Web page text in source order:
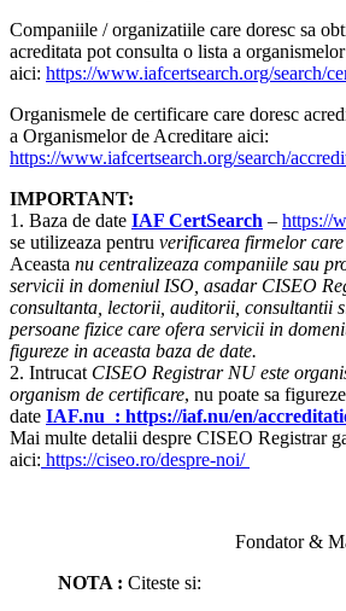
Companiile / organizatiile care doresc sa
acreditata pot consulta o lista a
aici: https://www.iafcertsearch.org/search/
Organismele de certificare care doresc
a Organismelor de Acreditare aici:
https://www.iafcertsearch.org/search/
IMPORTANT:
1. Baza de date IAF CertSearch – https://
se utilizeaza pentru verificarea firmelor
Aceasta nu centralizeaza companiile sau
servicii in domeniul ISO, asadar CISEO
consultanta, lectorii, auditorii, consultantii
persoane fizice care ofera servicii in
figureze in aceasta baza de date.
2. Intrucat CISEO Registrar NU este
organism de certificare, nu poate sa
date IAF.nu : https://iaf.nu/en/
Mai multe detalii despre CISEO Registrar
aici: https://ciseo.ro/despre-noi/
Fondator &
NOTA : Citeste si: